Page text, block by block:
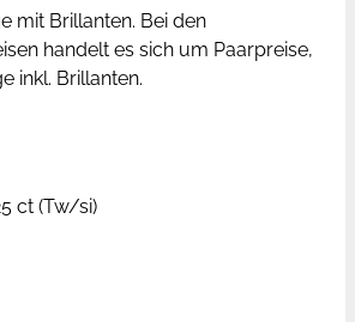
mit Brillanten. Bei den
handelt es sich um Paarpreise,
inkl. Brillanten.
ct (Tw/si)